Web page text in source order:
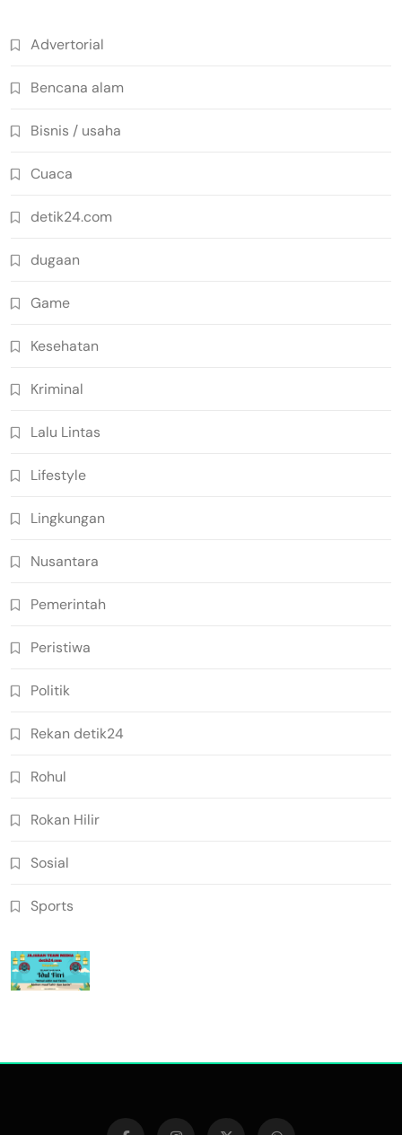
Advertorial
Bencana alam
Bisnis / usaha
Cuaca
detik24.com
dugaan
Game
Kesehatan
Kriminal
Lalu Lintas
Lifestyle
Lingkungan
Nusantara
Pemerintah
Peristiwa
Politik
Rekan detik24
Rohul
Rokan Hilir
Sosial
Sports